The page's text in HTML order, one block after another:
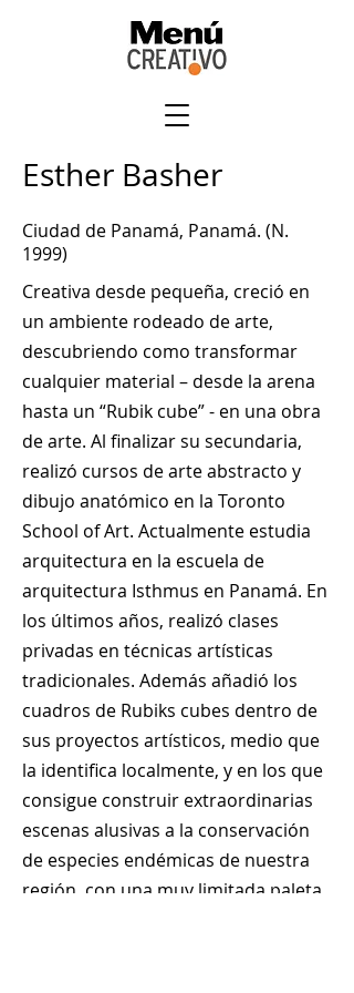
Esther Basher
Ciudad de Panamá, Panamá. (N.
1999)
Creativa desde pequeña, creció en
un ambiente rodeado de arte,
descubriendo como transformar
cualquier material – desde la arena
hasta un “Rubik cube” - en una obra
de arte. Al finalizar su secundaria,
realizó cursos de arte abstracto y
dibujo anatómico en la Toronto
School of Art. Actualmente estudia
arquitectura en la escuela de
arquitectura Isthmus en Panamá. En
los últimos años, realizó clases
privadas en técnicas artísticas
tradicionales. Además añadió los
cuadros de Rubiks cubes dentro de
sus proyectos artísticos, medio que
la identifica localmente, y en los que
consigue construir extraordinarias
escenas alusivas a la conservación
de especies endémicas de nuestra
región, con una muy limitada paleta